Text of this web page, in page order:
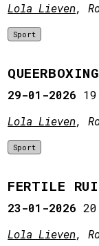
Lola Lieven,
Sport
QUEERBOXING
29-01-2026
Lola Lieven,
Sport
FERTILE
23-01-2026
Lola Lieven,